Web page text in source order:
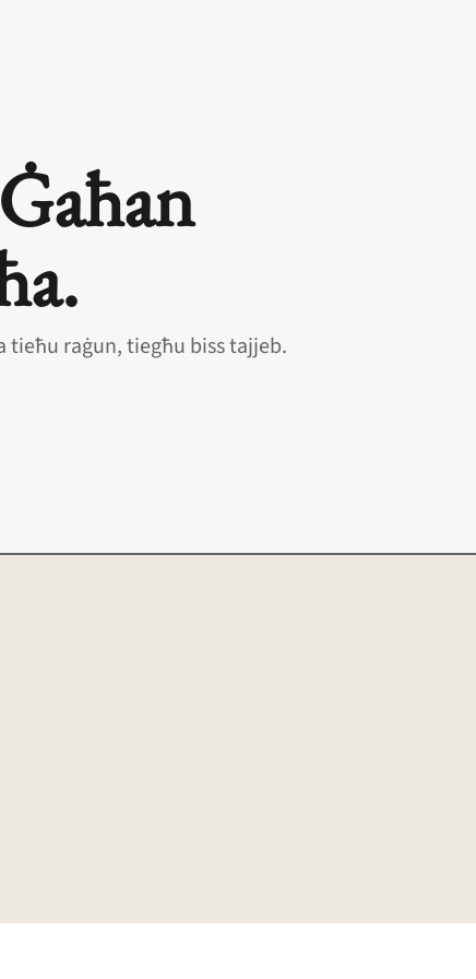
tieħu raġun, tiegħu biss tajjeb.